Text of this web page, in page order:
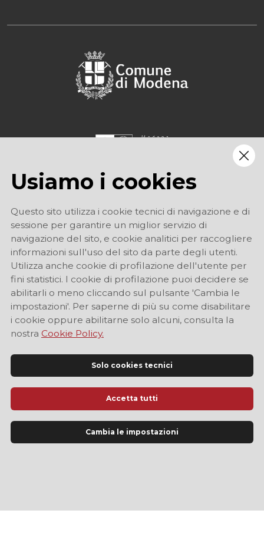
Sito Ufficiale di Informazione Turistica di Modena
Usiamo i cookies
Questo sito utilizza i cookie tecnici di navigazione e di
sessione per garantire un miglior servizio di
navigazione del sito, e cookie analitici per raccogliere
informazioni sull'uso del sito da parte degli utenti.
Utilizza anche cookie di profilazione dell'utente per
fini statistici. I cookie di profilazione puoi decidere se
abilitarli o meno cliccando sul pulsante 'Cambia le
impostazioni'. Per saperne di più su come disabilitare
i cookie oppure abilitarne solo alcuni, consulta la
nostra Cookie Policy.
Solo cookies tecnici
Accetta tutti
Cambia le impostazioni